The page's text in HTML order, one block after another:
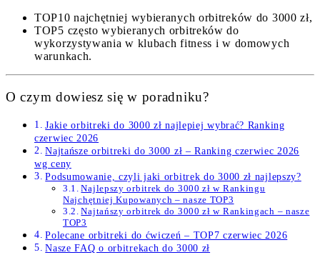
TOP10 najchętniej wybieranych orbitreków do 3000 zł,
TOP5 często wybieranych orbitreków do
wykorzystywania w klubach fitness i w domowych
warunkach.
O czym dowiesz się w poradniku?
Jakie orbitreki do 3000 zł najlepiej wybrać? Ranking
czerwiec 2026
Najtańsze orbitreki do 3000 zł – Ranking czerwiec 2026
wg ceny
Podsumowanie, czyli jaki orbitrek do 3000 zł najlepszy?
Najlepszy orbitrek do 3000 zł w Rankingu
Najchętniej Kupowanych – nasze TOP3
Najtańszy orbitrek do 3000 zł w Rankingach – nasze
TOP3
Polecane orbitreki do ćwiczeń – TOP7 czerwiec 2026
Nasze FAQ o orbitrekach do 3000 zł